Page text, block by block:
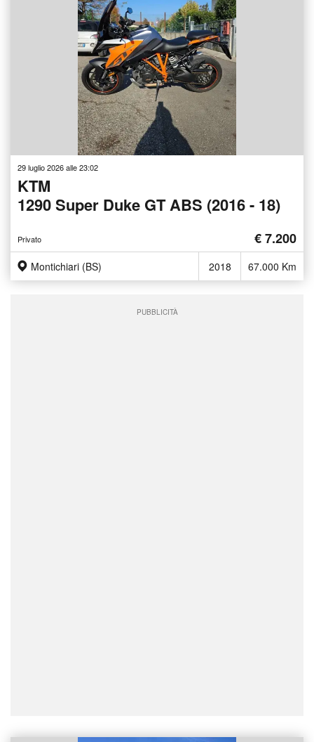
29 luglio 2026 alle 23:02
KTM
1290 Super Duke GT ABS (2016 - 18)
Privato € 7.200
Montichiari (BS) 2018 67.000 Km
PUBBLICITÀ